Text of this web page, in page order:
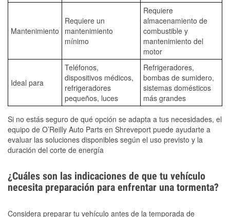
Mantenimiento
Requiere un
mantenimiento
mínimo
Requiere
almacenamiento de
combustible y
mantenimiento del
motor
Ideal para
Teléfonos,
dispositivos médicos,
refrigeradores
pequeños, luces
Refrigeradores,
bombas de sumidero,
sistemas domésticos
más grandes
Si no estás seguro de qué opción se adapta a tus necesidades, el
equipo de O’Reilly Auto Parts en Shreveport puede ayudarte a
evaluar las soluciones disponibles según el uso previsto y la
duración del corte de energía
¿Cuáles son las indicaciones de que tu vehículo
necesita preparación para enfrentar una tormenta?
Considera preparar tu vehículo antes de la temporada de